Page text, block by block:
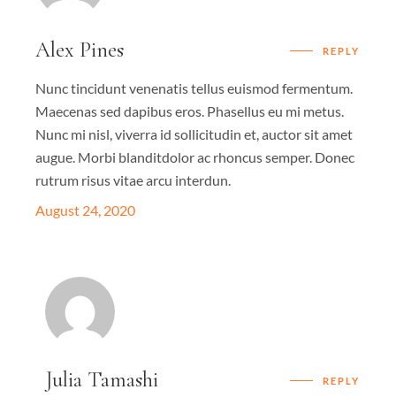
REPLY
Alex Pines
Nunc tincidunt venenatis tellus euismod fermentum.
Maecenas sed dapibus eros. Phasellus eu mi metus.
Nunc mi nisl, viverra id sollicitudin et, auctor sit amet
augue. Morbi blanditdolor ac rhoncus semper. Donec
rutrum risus vitae arcu interdun.
August 24, 2020
REPLY
Julia Tamashi